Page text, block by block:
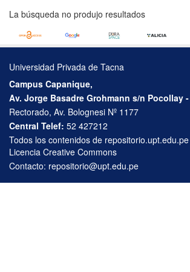
La búsqueda no produjo resultados
Universidad Privada de Tacna
Campus Capanique,
Av. Jorge Basadre Grohmann s/n Pocollay
Rectorado, Av. Bolognesi Nº 1177
Central Telef: 52 427212
Todos los contenidos de
Licencia Creative Commons
Contacto: repositorio@upt.edu.pe